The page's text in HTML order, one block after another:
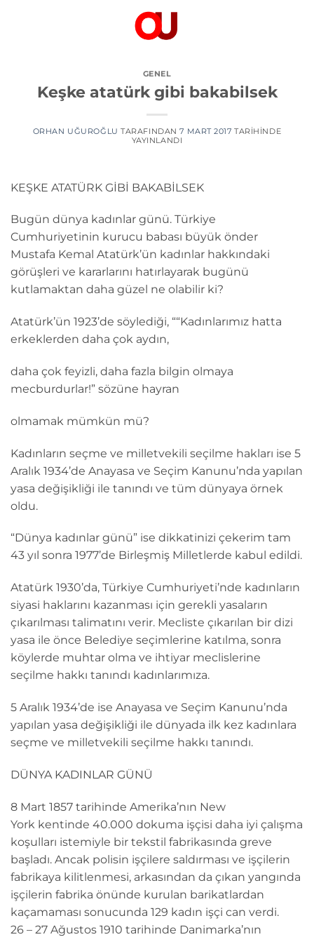
GENEL
Keşke atatürk gibi bakabilsek
ORHAN UĞUROĞLU TARAFINDAN 7 MART 2017 TARIHINDE
YAYINLANDI
KEŞKE ATATÜRK GİBİ BAKABİLSEK
Bugün dünya kadınlar günü. Türkiye
Cumhuriyetinin kurucu babası büyük önder
Mustafa Kemal Atatürk’ün kadınlar hakkındaki
görüşleri ve kararlarını hatırlayarak bugünü
kutlamaktan daha güzel ne olabilir ki?
Atatürk’ün 1923’de söylediği, ““Kadınlarımız hatta
erkeklerden daha çok aydın,
daha çok feyizli, daha fazla bilgin olmaya
mecburdurlar!” sözüne hayran
olmamak mümkün mü?
Kadınların seçme ve milletvekili seçilme hakları ise 5
Aralık 1934’de Anayasa ve Seçim Kanunu’nda yapılan
yasa değişikliği ile tanındı ve tüm dünyaya örnek
oldu.
“Dünya kadınlar günü” ise dikkatinizi çekerim tam
43 yıl sonra 1977’de Birleşmiş Milletlerde kabul edildi.
Atatürk 1930’da, Türkiye Cumhuriyeti’nde kadınların
siyasi haklarını kazanması için gerekli yasaların
çıkarılması talimatını verir. Mecliste çıkarılan bir dizi
yasa ile önce Belediye seçimlerine katılma, sonra
köylerde muhtar olma ve ihtiyar meclislerine
seçilme hakkı tanındı kadınlarımıza.
5 Aralık 1934’de ise Anayasa ve Seçim Kanunu’nda
yapılan yasa değişikliği ile dünyada ilk kez kadınlara
seçme ve milletvekili seçilme hakkı tanındı.
DÜNYA KADINLAR GÜNÜ
8 Mart 1857 tarihinde Amerika’nın New
York kentinde 40.000 dokuma işçisi daha iyi çalışma
koşulları istemiyle bir tekstil fabrikasında greve
başladı. Ancak polisin işçilere saldırması ve işçilerin
fabrikaya kilitlenmesi, arkasından da çıkan yangında
işçilerin fabrika önünde kurulan barikatlardan
kaçamaması sonucunda 129 kadın işçi can verdi.
26 – 27 Ağustos 1910 tarihinde Danimarka’nın